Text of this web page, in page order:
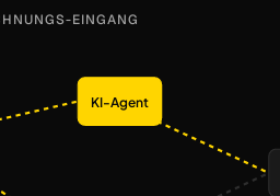
EINGANG
KI-Agent